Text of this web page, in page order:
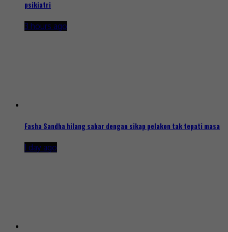
psikiatri
3 hours ago
Fasha Sandha hilang sabar dengan sikap pelakon tak tepati masa
1 day ago